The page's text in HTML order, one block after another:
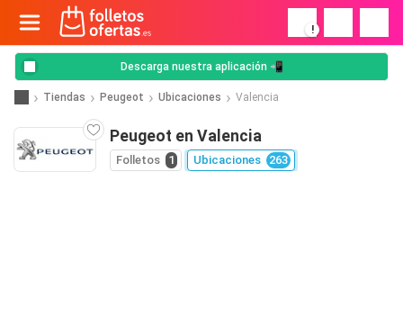
!
Descarga nuestra aplicación 📲
Tiendas Peugeot Ubicaciones Valencia
Peugeot en Valencia
Folletos 1 Ubicaciones 263